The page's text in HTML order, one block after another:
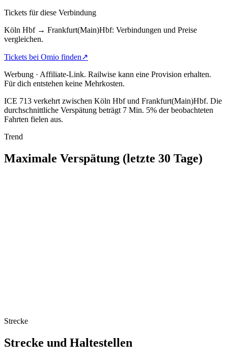
Tickets für diese Verbindung
Köln Hbf → Frankfurt(Main)Hbf: Verbindungen und Preise
vergleichen.
Tickets bei Omio finden↗
Werbung · Affiliate-Link. Railwise kann eine Provision erhalten.
Für dich entstehen keine Mehrkosten.
ICE 713 verkehrt zwischen Köln Hbf und Frankfurt(Main)Hbf. Die
durchschnittliche Verspätung beträgt 7 Min. 5% der beobachteten
Fahrten fielen aus.
Trend
Maximale Verspätung (letzte 30 Tage)
Strecke
Strecke und Haltestellen